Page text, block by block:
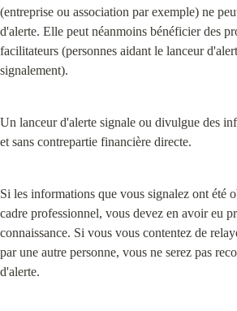
(entreprise ou association par exemple) ne
d'alerte. Elle peut néanmoins bénéficier des
facilitateurs (personnes aidant le lanceur
signalement).
Un lanceur d'alerte signale ou divulgue des
et sans contrepartie financière directe.
Si les informations que vous signalez ont été
cadre professionnel, vous devez en avoir eu
connaissance. Si vous vous contentez de
par une autre personne, vous ne serez pas
d'alerte.